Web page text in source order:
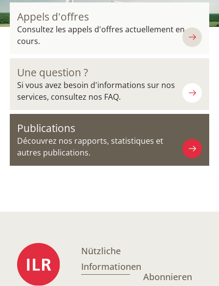
Appels d'offres
Consultez les appels d'offres actuellement en
cours.
Une question ?
Si vous avez besoin d'informations sur nos
services, consultez nos FAQ.
Publications
Découvrez nos rapports, statistiques et
autres publications.
Nützliche
Informationen
Abonnieren